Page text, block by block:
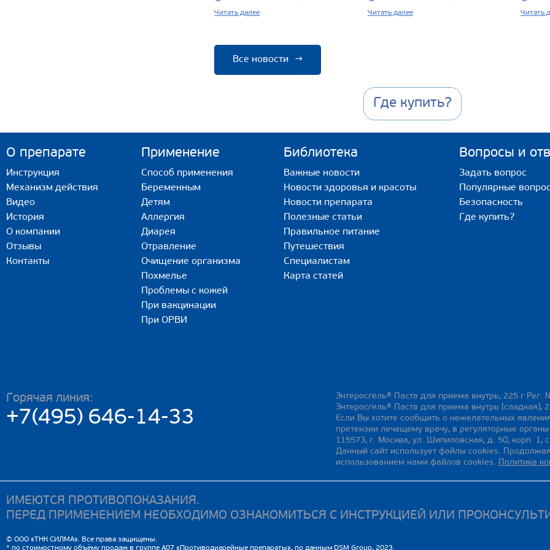
Читать далее Читать далее Читать
Все новости →
Где купить?
О препарате
Инструкция
Механизм действия
Видео
История
О компании
Отзывы
Контакты
Применение
Способ применения
Беременным
Детям
Аллергия
Диарея
Отравление
Очищение организма
Похмелье
Проблемы с кожей
При вакцинации
При ОРВИ
Библиотека
Важные новости
Новости здоровья и красоты
Новости препарата
Полезные статьи
Правильное питание
Путешествия
Специалистам
Карта статей
Вопросы и
Задать вопрос
Популярные
Безопасность
Где купить?
Горячая линия:
+7(495) 646-14-33
Энтеросгель® Паста для приема внутрь, 225 г
Энтеросгель® Паста для приема внутрь
Если Вы хотите сообщить о нежелательных
претензии лечащему врачу, в регуляторные
115573, г. Москва, ул. Шипиловская, д. 50, корп. 1,
Данный сайт использует файлы cookies.
использованием нами файлов cookies. Политика
ИМЕЮТСЯ ПРОТИВОПОКАЗАНИЯ.
ПЕРЕД ПРИМЕНЕНИЕМ НЕОБХОДИМО ОЗНАКОМИТЬСЯ С ИНСТРУКЦИЕЙ ИЛИ
© ООО «ТНК СИЛМА». Все права защищены.
* по стоимостному объёму продаж в группе А07 «Противодиарейные препараты», по данным DSM Group, 2023.